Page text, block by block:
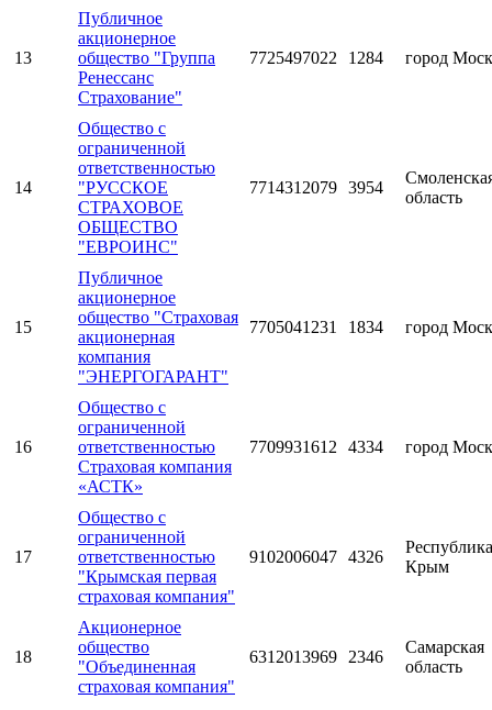
13
Публичное
акционерное
общество "Группа
Ренессанс
Страхование"
7725497022 1284 город
14
Общество с
ограниченной
ответственностью
"РУССКОЕ
СТРАХОВОЕ
ОБЩЕСТВО
"ЕВРОИНС"
7714312079 3954
область
15
Публичное
акционерное
общество "Страховая
акционерная
компания
"ЭНЕРГОГАРАНТ"
7705041231 1834 город
16
Общество с
ограниченной
ответственностью
Страховая компания
«АСТК»
7709931612 4334 город
17
Общество с
ограниченной
ответственностью
"Крымская первая
страховая компания"
9102006047 4326
Республика
Крым
18
Акционерное
общество
"Объединенная
страховая компания"
6312013969 2346
Самарская
область